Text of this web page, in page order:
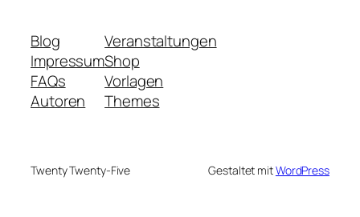
Blog
Impressum
FAQs
Autoren
Veranstaltungen
Shop
Vorlagen
Themes
Twenty Twenty-Five Gestaltet mitWordPress